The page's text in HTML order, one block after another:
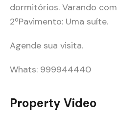
dormitórios. Varando
2ºPavimento: Uma suíte.
Agende sua visita.
Whats: 999944440
Property Video